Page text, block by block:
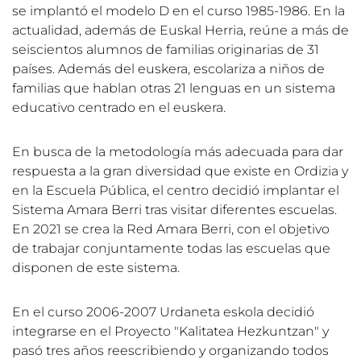
se implantó el modelo D en el curso 1985-1986. En la
actualidad, además de Euskal Herria, reúne a más de
seiscientos alumnos de familias originarias de 31
países. Además del euskera, escolariza a niños de
familias que hablan otras 21 lenguas en un sistema
educativo centrado en el euskera.
En busca de la metodología más adecuada para dar
respuesta a la gran diversidad que existe en Ordizia y
en la Escuela Pública, el centro decidió implantar el
Sistema Amara Berri tras visitar diferentes escuelas.
En 2021 se crea la Red Amara Berri, con el objetivo
de trabajar conjuntamente todas las escuelas que
disponen de este sistema.
En el curso 2006-2007 Urdaneta eskola decidió
integrarse en el Proyecto "Kalitatea Hezkuntzan" y
pasó tres años reescribiendo y organizando todos